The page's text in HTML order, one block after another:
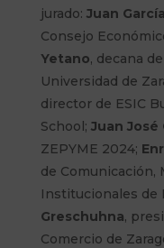
jurado: Juan
Consejo
Yetano, decana
Universidad de
director de ESIC
School; Juan José
ZEPYME 2024;
de Comunicación,
Institucionales de
Greschuhna,
Comercio de